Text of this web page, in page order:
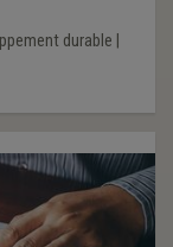
durable